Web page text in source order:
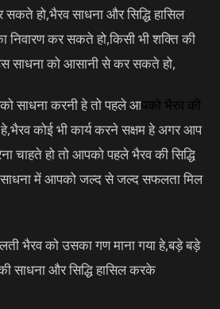
हो,भैरव साधना और सिद्धि हासिल
कर सकते हो,किसी भी शक्ति की
साधना को आसानी से कर सकते हो,
साधना करनी हे तो पहले आपको भैरव की
कोई भी कार्य करने सक्षम हे अगर आप
चाहते हो तो आपको पहले भैरव की सिद्धि
साधना में आपको जल्द से जल्द सफलता मिल
भैरव को उसका गण माना गया हे,बड़े बड़े
साधना और सिद्धि हासिल करके